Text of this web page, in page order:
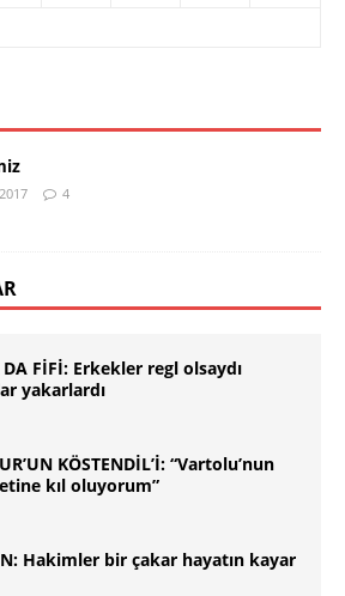
4
DA FİFİ: Erkekler regl olsaydı
yakarlardı
KÖSTENDİL’İ: “Vartolu’nun
kıl oluyorum”
Hakimler bir çakar hayatın kayar